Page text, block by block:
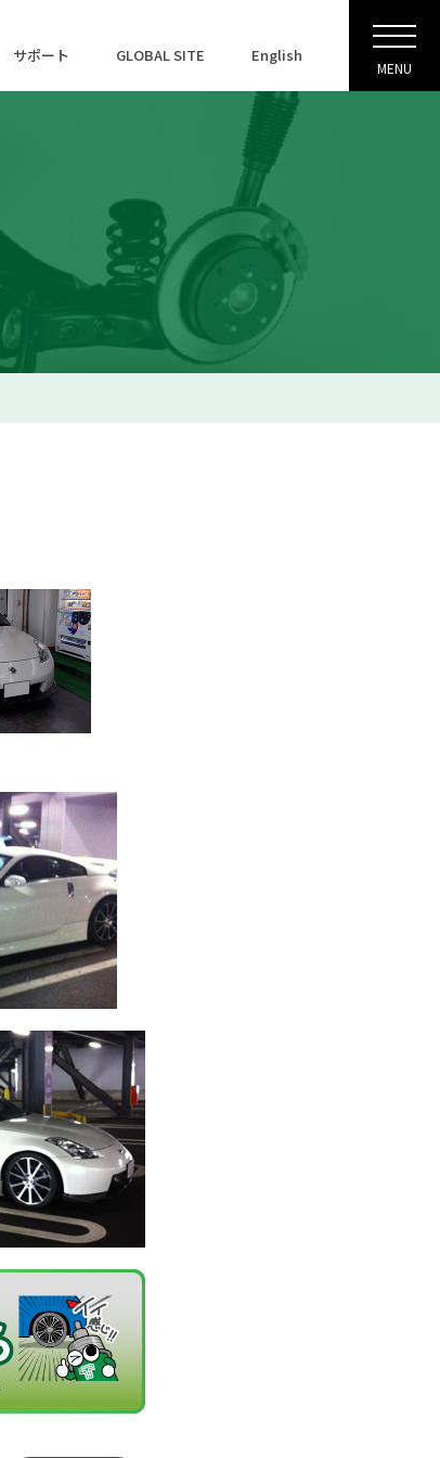
サポート GLOBAL SITE English
MENU